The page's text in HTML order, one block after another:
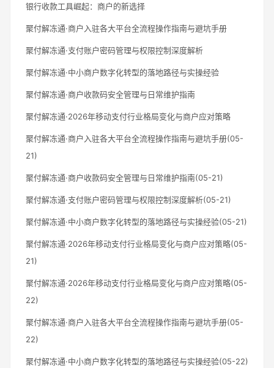
银行收款工具崛起：商户的新选择
聚付解冻通·商户入驻各大平台全流程操作指南与避坑手册
聚付解冻通·支付账户密码管理与权限控制深度解析
聚付解冻通·中小商户数字化转型的落地路径与实操经验
聚付解冻通·商户收款码安全管理与日常维护指南
聚付解冻通·2026年移动支付行业格局变化与商户应对策略
聚付解冻通·商户入驻各大平台全流程操作指南与避坑手册(05-
21)
聚付解冻通·商户收款码安全管理与日常维护指南(05-21)
聚付解冻通·支付账户密码管理与权限控制深度解析(05-21)
聚付解冻通·中小商户数字化转型的落地路径与实操经验(05-21)
聚付解冻通·2026年移动支付行业格局变化与商户应对策略(05-
21)
聚付解冻通·2026年移动支付行业格局变化与商户应对策略(05-
22)
聚付解冻通·商户入驻各大平台全流程操作指南与避坑手册(05-
22)
聚付解冻通·中小商户数字化转型的落地路径与实操经验(05-22)